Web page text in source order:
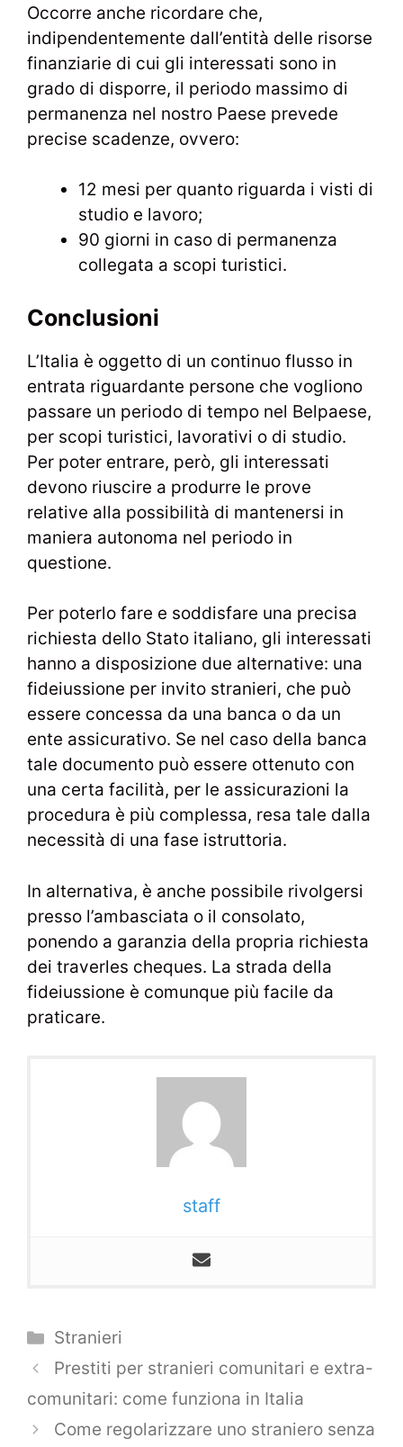
Occorre anche ricordare che,
indipendentemente dall’entità delle risorse
finanziarie di cui gli interessati sono in
grado di disporre, il periodo massimo di
permanenza nel nostro Paese prevede
precise scadenze, ovvero:
12 mesi per quanto riguarda i visti di
studio e lavoro;
90 giorni in caso di permanenza
collegata a scopi turistici.
Conclusioni
L’Italia è oggetto di un continuo flusso in
entrata riguardante persone che vogliono
passare un periodo di tempo nel Belpaese,
per scopi turistici, lavorativi o di studio.
Per poter entrare, però, gli interessati
devono riuscire a produrre le prove
relative alla possibilità di mantenersi in
maniera autonoma nel periodo in
questione.
Per poterlo fare e soddisfare una precisa
richiesta dello Stato italiano, gli interessati
hanno a disposizione due alternative: una
fideiussione per invito stranieri, che può
essere concessa da una banca o da un
ente assicurativo. Se nel caso della banca
tale documento può essere ottenuto con
una certa facilità, per le assicurazioni la
procedura è più complessa, resa tale dalla
necessità di una fase istruttoria.
In alternativa, è anche possibile rivolgersi
presso l’ambasciata o il consolato,
ponendo a garanzia della propria richiesta
dei traverles cheques. La strada della
fideiussione è comunque più facile da
praticare.
staff
Categorie
Stranieri
Navigazione
articolo
Prestiti per stranieri comunitari e extra-
comunitari: come funziona in Italia
Come regolarizzare uno straniero senza